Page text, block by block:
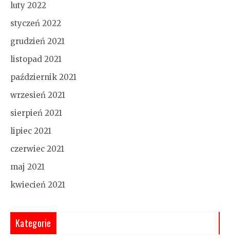
luty 2022
styczeń 2022
grudzień 2021
listopad 2021
październik 2021
wrzesień 2021
sierpień 2021
lipiec 2021
czerwiec 2021
maj 2021
kwiecień 2021
Kategorie